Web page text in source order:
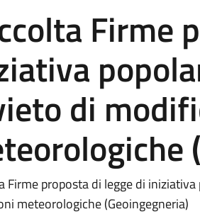
Firme
di
Firme proposta di legge di
meteorologiche (Geoingegneria)